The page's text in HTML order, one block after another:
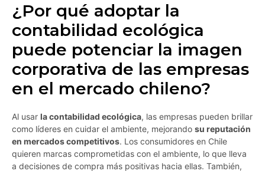
¿Por qué adoptar la
contabilidad ecológica
puede potenciar la imagen
corporativa de las empresas
en el mercado chileno?
Al usar la contabilidad ecológica, las empresas pueden brillar
como líderes en cuidar el ambiente, mejorando su reputación
en mercados competitivos. Los consumidores en Chile
quieren marcas comprometidas con el ambiente, lo que lleva
a decisiones de compra más positivas hacia ellas. También,